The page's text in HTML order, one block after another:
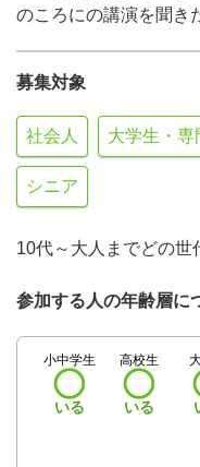
のころにの講演を聞き
募集対象
社会人 大学生・専
シニア
10代～大人までどの世
参加する人の年齢層に
小中学生
いる
高校生
いる